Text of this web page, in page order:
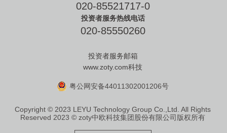
020-85521717-0
投资者服务热线电话
020-85550260
投资者服务邮箱
www.zoty.com科技
粤公网安备44011302001206号
Copyright © 2023 LEYU Technology Group Co.,Ltd. All Rights
Reserved 2023 © zoty中欧科技集团股份有限公司版权所有